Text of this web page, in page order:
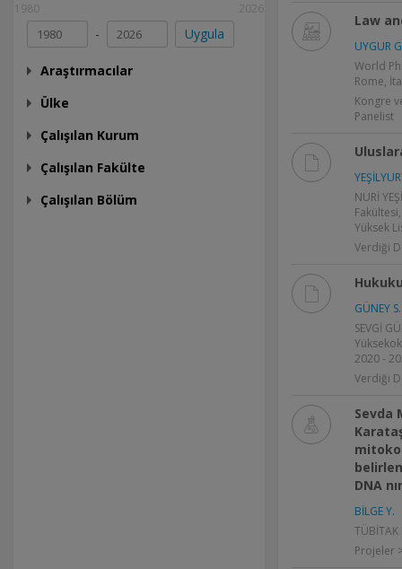
1980 2026
- Uygula
Araştırmacılar
Ülke
Çalışılan Kurum
Çalışılan Fakülte
Çalışılan Bölüm
Law
UYGUR
World
Rome,
Kongre
Panelist
NURİ
Yüksek
Verdiği
GÜNEY S.
SEVGİ
2020 -
Verdiği
Sevda
DNA
BİLGE Y.
Projeler